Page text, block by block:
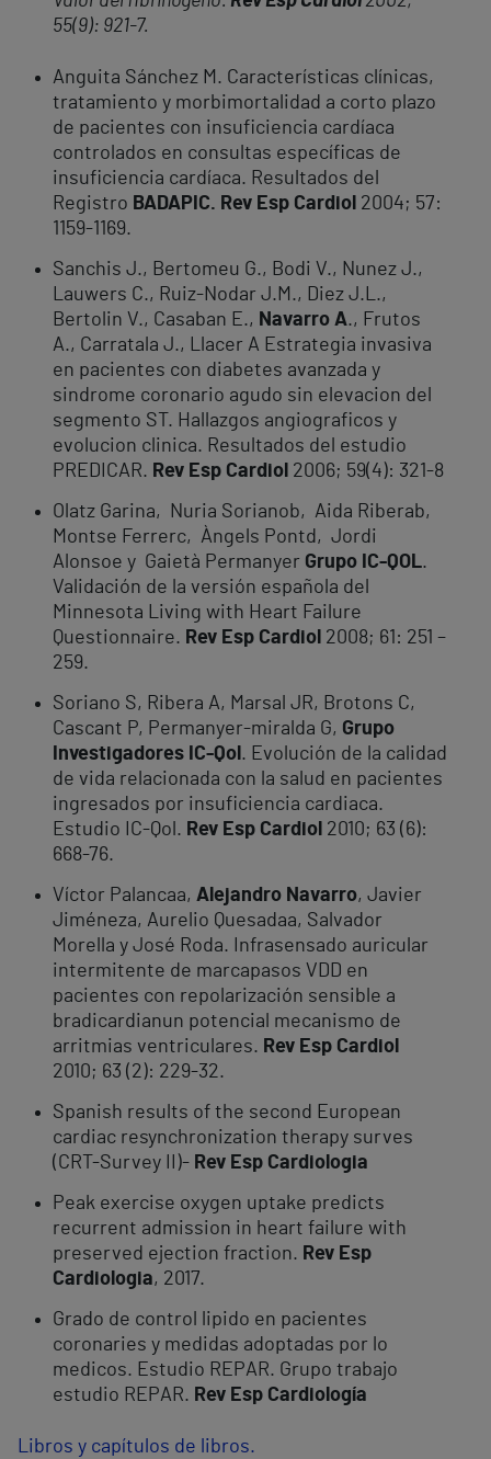
55(9): 921-7.
Anguita Sánchez M. Características clínicas,
tratamiento y morbimortalidad a corto plazo
de pacientes con insuficiencia cardíaca
controlados en consultas específicas de
insuficiencia cardíaca. Resultados del
Registro BADAPIC. Rev Esp Cardiol 2004; 57:
1159-1169.
Sanchis J., Bertomeu G., Bodi V., Nunez J.,
Lauwers C., Ruiz-Nodar J.M., Diez J.L.,
Bertolin V., Casaban E., Navarro A., Frutos
A., Carratala J., Llacer A Estrategia invasiva
en pacientes con diabetes avanzada y
sindrome coronario agudo sin elevacion del
segmento ST. Hallazgos angiograficos y
evolucion clinica. Resultados del estudio
PREDICAR. Rev Esp Cardiol 2006; 59(4): 321-8
Olatz Garina, Nuria Sorianob, Aida Riberab,
Montse Ferrerc, Àngels Pontd , Jordi
Alonsoe y Gaietà Permanyer Grupo IC-QOL.
Validación de la versión española del
Minnesota Living with Heart Failure
Questionnaire. Rev Esp Cardiol 2008; 61: 251 –
259.
Soriano S, Ribera A, Marsal JR, Brotons C,
Cascant P, Permanyer-miralda G, Grupo
Investigadores IC-Qol . Evolución de la calidad
de vida relacionada con la salud en pacientes
ingresados por insuficiencia cardiaca.
Estudio IC-Qol. Rev Esp Cardiol 2010; 63 (6):
668-76.
Víctor Palancaa, Alejandro Navarro, Javier
Jiméneza, Aurelio Quesadaa, Salvador
Morella y José Roda. Infrasensado auricular
intermitente de marcapasos VDD en
pacientes con repolarización sensible a
bradicardianun potencial mecanismo de
arritmias ventriculares. Rev Esp Cardiol
2010; 63 (2): 229-32.
Spanish results of the second European
cardiac resynchronization therapy surves
(CRT-Survey II)- Rev Esp Cardiologia
Peak exercise oxygen uptake predicts
recurrent admission in heart failure with
preserved ejection fraction. Rev Esp
Cardiologia, 2017.
Grado de control lipido en pacientes
coronaries y medidas adoptadas por lo
medicos. Estudio REPAR. Grupo trabajo
estudio REPAR. Rev Esp Cardiología
Libros y capítulos de libros.